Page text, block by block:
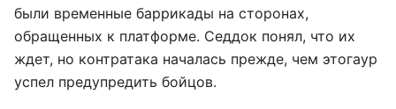
были временные баррикады на сторонах,
обращенных к платформе. Седдок понял, что их
ждет, но контратака началась прежде, чем этогаур
успел предупредить бойцов.